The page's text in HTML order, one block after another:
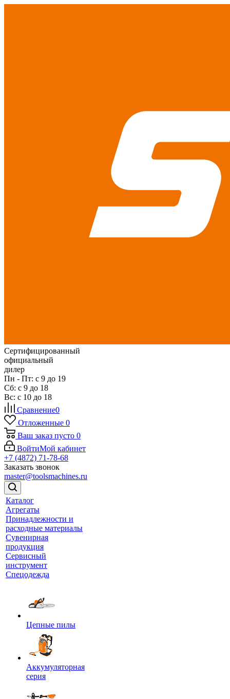
Сертифицированный
официальный
дилер
Пн - Пт: с 9 до 19
Сб: с 9 до 18
Вс: с 10 до 18
Сравнение0
Отложенные 0
Ваш заказ пусто 0
ВойтиМой кабинет
+7 (4872) 71-78-68
Заказать звонок
master@toolsmachines.ru
Каталог
Агрегаты
Принадлежности и
расходные материалы
Сувенирная
продукция
Сервисный
инструмент
Спецодежда
Цепные пилы
Аккумуляторная
серия